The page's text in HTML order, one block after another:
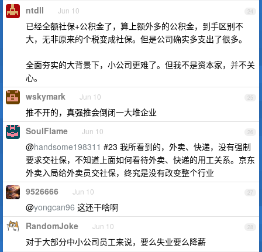
24
ntdll Jun 10
已经全额社保+公积金了，算上额外多的公积金，到手区别不
大，无非原来的个税变成社保。但是公司确实多支出了很多。
全面夯实的大背景下，小公司更难了。但我不是资本家，并不关
心。
25
wskymark Jun 10
推不开的，真强推会倒闭一大堆企业
26
SoulFlame Jun 10
@handsome198311 #23 我所看到的，外卖、快递，没有强制
要求交社保，不知道上面如何看待外卖、快递的用工关系。京东
外卖入局给外卖员交社保，终究是没有改变整个行业
27
9526666 Jun 10
@yongcan96 这还干啥啊
28
RandomJoke Jun 10
对于大部分中小公司员工来说，要么失业要么降薪